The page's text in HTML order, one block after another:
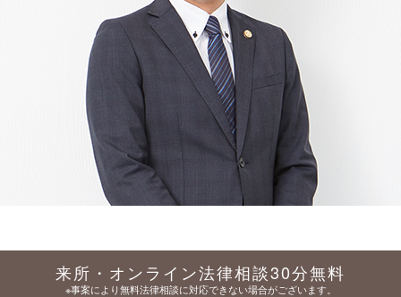
来所・オンライン法律相談30分無料
※事案により無料法律相談に対応できない場合がございます。